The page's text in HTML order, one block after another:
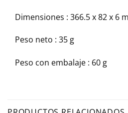
Dimensiones : 366.5 x 82 x 6
Peso neto : 35 g
Peso con embalaje : 60 g